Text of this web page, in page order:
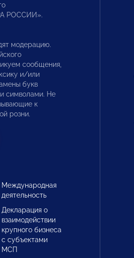
РОССИИ».
модерацию.
сообщения,
и/или
букв
символами. Не
к
розни.
Международная
деятельность
Декларация о
взаимодействии
крупного бизнеса
с субъектами
МСП